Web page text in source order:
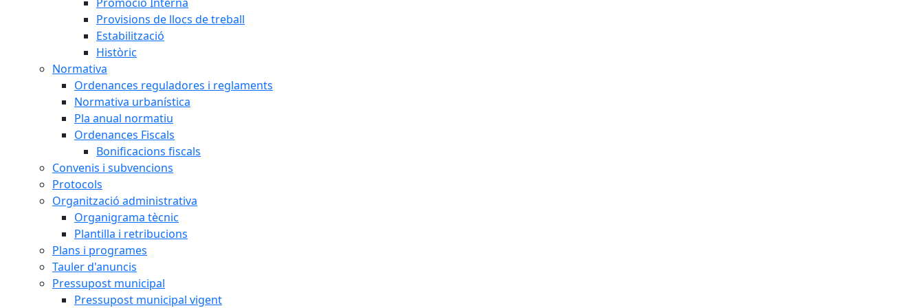
Provisions de llocs de treball
Estabilització
Històric
Normativa
Ordenances reguladores i reglaments
Normativa urbanística
Pla anual normatiu
Ordenances Fiscals
Bonificacions fiscals
Convenis i subvencions
Protocols
Organització administrativa
Organigrama tècnic
Plantilla i retribucions
Plans i programes
Tauler d'anuncis
Pressupost municipal
Pressupost municipal vigent